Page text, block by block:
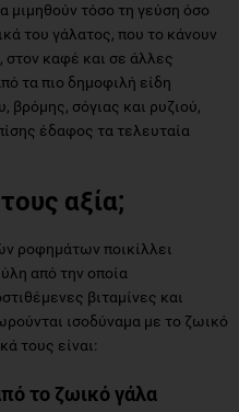
τα πιο δημοφιλή είδη
βρόμης, σόγιας και ρυζιού,
έδαφος τα τελευταία
αξία;
από την οποία
ισοδύναμα με το ζωικό
τους είναι:
το ζωικό γάλα
θερμιδική απόδοση και
άλλα ροφήματα διαφέρουν